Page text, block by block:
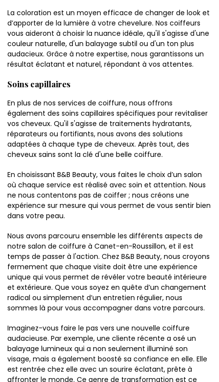
La coloration est un moyen efficace de changer de look et
d’apporter de la lumière à votre chevelure. Nos coiffeurs
vous aideront à choisir la nuance idéale, qu'il s'agisse d'une
couleur naturelle, d'un balayage subtil ou d'un ton plus
audacieux. Grâce à notre expertise, nous garantissons un
résultat éclatant et naturel, répondant à vos attentes.
Soins capillaires
En plus de nos services de coiffure, nous offrons
également des soins capillaires spécifiques pour revitaliser
vos cheveux. Qu'il s'agisse de traitements hydratants,
réparateurs ou fortifiants, nous avons des solutions
adaptées à chaque type de cheveux. Après tout, des
cheveux sains sont la clé d'une belle coiffure.
En choisissant B&B Beauty, vous faites le choix d’un salon
où chaque service est réalisé avec soin et attention. Nous
ne nous contentons pas de coiffer ; nous créons une
expérience sur mesure qui vous permet de vous sentir bien
dans votre peau.
Nous avons parcouru ensemble les différents aspects de
notre salon de coiffure à Canet-en-Roussillon, et il est
temps de passer à l'action. Chez B&B Beauty, nous croyons
fermement que chaque visite doit être une expérience
unique qui vous permet de révéler votre beauté intérieure
et extérieure. Que vous soyez en quête d’un changement
radical ou simplement d’un entretien régulier, nous
sommes là pour vous accompagner dans votre parcours.
Imaginez-vous faire le pas vers une nouvelle coiffure
audacieuse. Par exemple, une cliente récente a osé un
balayage lumineux qui a non seulement illuminé son
visage, mais a également boosté sa confiance en elle. Elle
est rentrée chez elle avec un sourire éclatant, prête à
affronter le monde. Ce genre de transformation est ce